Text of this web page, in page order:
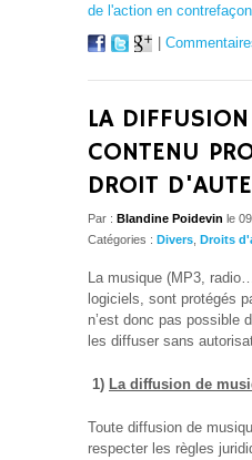
de l'action en
LA
CONTENU
DROIT
Par : Blandine Poidevin le
Catégories : Divers Droits
La musique (MP3,
logiciels, sont protégés
n’est donc pas possible
les diffuser sans
1) La diffusion de
Toute diffusion de
respecter les règles